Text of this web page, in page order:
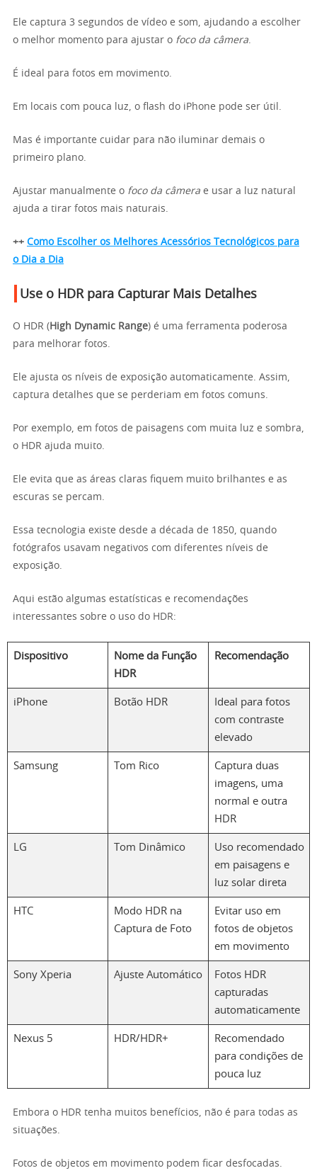
Ele captura 3 segundos de vídeo e som, ajudando a escolher
o melhor momento para ajustar o foco da câmera.
É ideal para fotos em movimento.
Em locais com pouca luz, o flash do iPhone pode ser útil.
Mas é importante cuidar para não iluminar demais o
primeiro plano.
Ajustar manualmente o foco da câmera e usar a luz natural
ajuda a tirar fotos mais naturais.
++ Como Escolher os Melhores Acessórios Tecnológicos para
o Dia a Dia
Use o HDR para Capturar Mais Detalhes
O HDR ( High Dynamic Range) é uma ferramenta poderosa
para melhorar fotos.
Ele ajusta os níveis de exposição automaticamente. Assim,
captura detalhes que se perderiam em fotos comuns.
Por exemplo, em fotos de paisagens com muita luz e sombra,
o HDR ajuda muito.
Ele evita que as áreas claras fiquem muito brilhantes e as
escuras se percam.
Essa tecnologia existe desde a década de 1850, quando
fotógrafos usavam negativos com diferentes níveis de
exposição.
Aqui estão algumas estatísticas e recomendações
interessantes sobre o uso do HDR:
Dispositivo
Nome da Função
HDR
Recomendação
iPhone Botão HDR
Ideal para fotos
com contraste
elevado
Samsung Tom Rico
Captura duas
imagens, uma
normal e outra
HDR
LG Tom Dinâmico
Uso recomendado
em paisagens e
luz solar direta
HTC
Modo HDR na
Captura de Foto
Evitar uso em
fotos de objetos
em movimento
Sony Xperia Ajuste Automático
Fotos HDR
capturadas
automaticamente
Nexus 5 HDR/HDR+
Recomendado
para condições de
pouca luz
Embora o HDR tenha muitos benefícios, não é para todas as
situações.
Fotos de objetos em movimento podem ficar desfocadas.